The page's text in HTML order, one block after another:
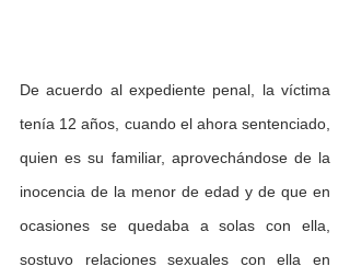
De acuerdo al expediente penal, la víctima
tenía 12 años, cuando el ahora sentenciado,
quien es su familiar, aprovechándose de la
inocencia de la menor de edad y de que en
ocasiones se quedaba a solas con ella,
sostuvo relaciones sexuales con ella en